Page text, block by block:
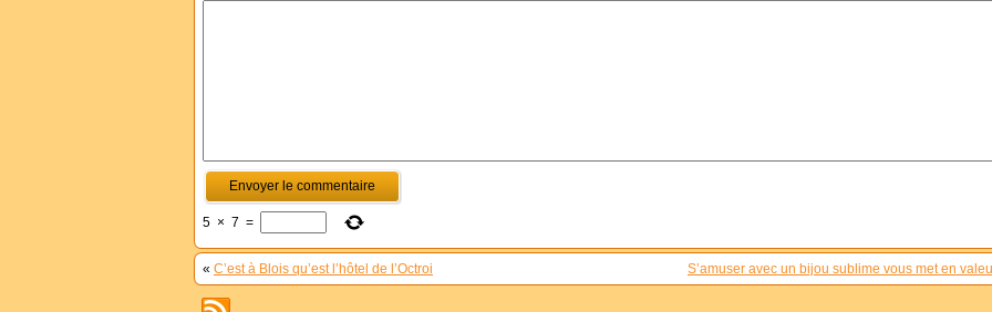
5 × 7 =
« C’est à Blois qu’est l’hôtel de l’Octroi S’amuser avec un bijou sublime vous met en